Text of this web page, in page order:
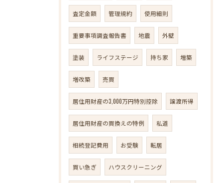
査定金額 管理規約 使用細則
重要事項調査報告書 地震 外壁
塗装 ライフステージ 持ち家 増築
増改築 売買
居住用財産の3,000万円特別控除 譲渡所得
居住用財産の買換えの特例 私道
相続登記費用 お受験 転居
買い急ぎ ハウスクリーニング